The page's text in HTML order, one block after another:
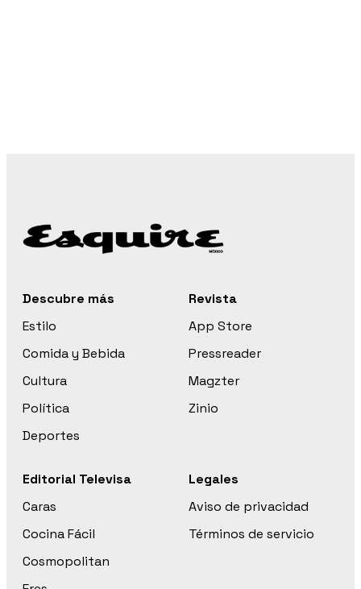
Descubre más
Estilo
Comida y Bebida
Cultura
Política
Deportes
Revista
App Store
Pressreader
Magzter
Zinio
Editorial Televisa
Caras
Cocina Fácil
Cosmopolitan
Legales
Aviso de privacidad
Términos de servicio